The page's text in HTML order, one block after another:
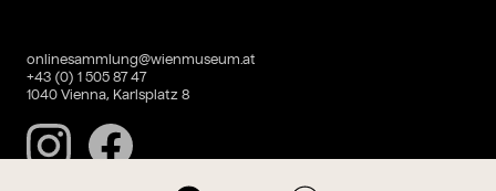
onlinesammlung@wienmuseum.at
+43 (0) 1 505 87 47
1040 Vienna, Karlsplatz 8
InstagramFacebook